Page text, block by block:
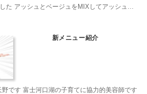
た アッシュとベージュをMIXしてアッシュベ
新メニュー紹介
です 富士河口湖の子育てに協力的美容師です